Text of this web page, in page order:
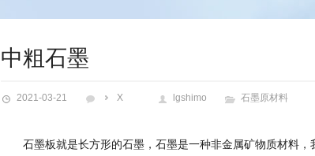
中粗石墨
2021-03-21 X lgshimo 石墨原材料
石墨板就是长方形的石墨，石墨是一种非金属矿物质材料